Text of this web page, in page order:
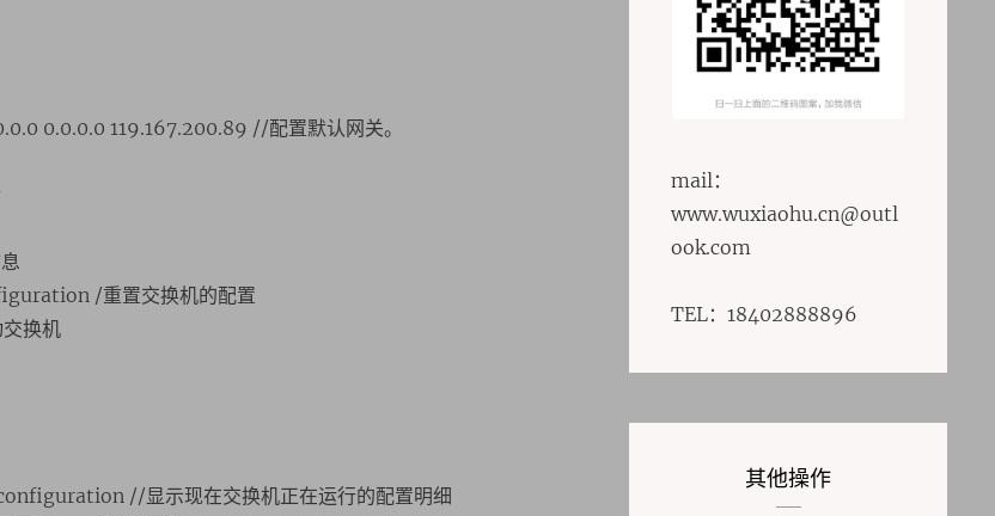
0.0.0.0 119.167.200.89 //配置默认网关。
/重置交换机的配置
换机
//显示现在交换机正在运行的配置明细
mail：
www.wuxiaohu.cn@outl
ook.com
TEL：18402888896
其他操作